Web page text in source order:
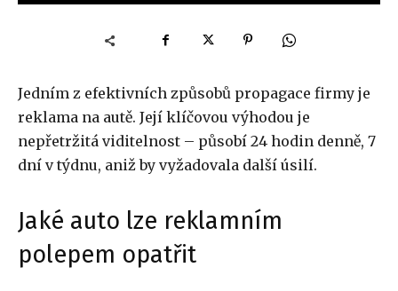
Jedním z efektivních způsobů propagace firmy je
reklama na autě. Její klíčovou výhodou je
nepřetržitá viditelnost – působí 24 hodin denně, 7
dní v týdnu, aniž by vyžadovala další úsilí.
Jaké auto lze reklamním
polepem opatřit